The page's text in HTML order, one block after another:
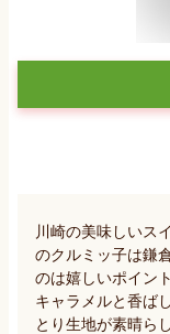
川崎の美味しいス
のクルミッ子は鎌
のは嬉しいポイン
キャラメルと香ば
とり生地が素晴ら